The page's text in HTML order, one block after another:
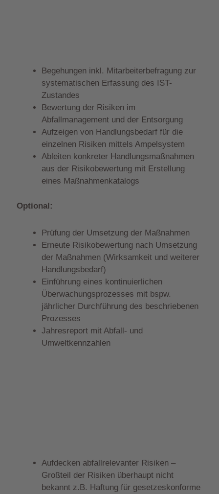
Begehungen inkl. Mitarbeiterbefragung zur
systematischen Erfassung des IST-
Zustandes
Bewertung der Risiken im
Abfallmanagement und der Entsorgung
Aufzeigen von Handlungsbedarf für die
einzelnen Risiken mittels Ampelsystem
Ableiten konkreter Handlungsmaßnahmen
aus der Risikobewertung mit Erstellung
eines Maßnahmenkatalogs
Optional:
Prüfung der Umsetzung der Maßnahmen
Erneute Risikobewertung nach Umsetzung
der Maßnahmen (Wirksamkeit und weiterer
Handlungsbedarf)
Einführung eines kontinuierlichen
Überwachungsprozesses mit bspw.
jährlicher Durchführung des beschriebenen
Prozesses
Jahresreport mit Abfall- und
Umweltkennzahlen
Aufdecken abfallrelevanter Risiken –
Großteil der Risiken überhaupt nicht
bekannt z.B. Haftung für gesetzeskonforme